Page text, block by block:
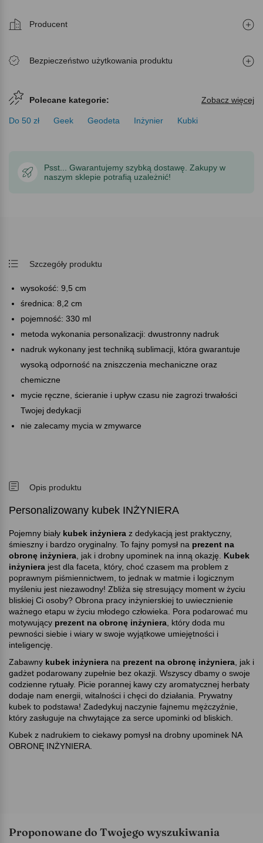
Producent
Bezpieczeństwo użytkowania produktu
Polecane kategorie: Zobacz więcej
Do 50 zł Geek Geodeta Inżynier Kubki
Psst... Gwarantujemy szybką dostawę. Zakupy w
naszym sklepie potrafią uzależnić!
Szczegóły produktu
wysokość: 9,5 cm
średnica: 8,2 cm
pojemność: 330 ml
metoda wykonania personalizacji: dwustronny nadruk
nadruk wykonany jest techniką sublimacji, która gwarantuje
wysoką odporność na zniszczenia mechaniczne oraz
chemiczne
mycie ręczne, ścieranie i upływ czasu nie zagrozi trwałości
Twojej dedykacji
nie zalecamy mycia w zmywarce
Opis produktu
Personalizowany kubek INŻYNIERA
Pojemny biały kubek inżyniera z dedykacją jest praktyczny,
śmieszny i bardzo oryginalny. To fajny pomysł na prezent na
obronę inżyniera , jak i drobny upominek na inną okazję. Kubek
inżyniera jest dla faceta, który, choć czasem ma problem z
poprawnym piśmiennictwem, to jednak w matmie i logicznym
myśleniu jest niezawodny! Zbliża się stresujący moment w życiu
bliskiej Ci osoby? Obrona pracy inżynierskiej to uwiecznienie
ważnego etapu w życiu młodego człowieka. Pora podarować mu
motywujący prezent na obronę inżyniera , który doda mu
pewności siebie i wiary w swoje wyjątkowe umiejętności i
inteligencję.
Zabawny kubek inżyniera na prezent na obronę inżyniera , jak i
gadżet podarowany zupełnie bez okazji. Wszyscy dbamy o swoje
codzienne rytuały. Picie porannej kawy czy aromatycznej herbaty
dodaje nam energii, witalności i chęci do działania. Prywatny
kubek to podstawa! Zadedykuj naczynie fajnemu mężczyźnie,
który zasługuje na chwytające za serce upominki od bliskich.
Kubek z nadrukiem to ciekawy pomysł na drobny upominek NA
OBRONĘ INŻYNIERA.
Proponowane do Twojego wyszukiwania